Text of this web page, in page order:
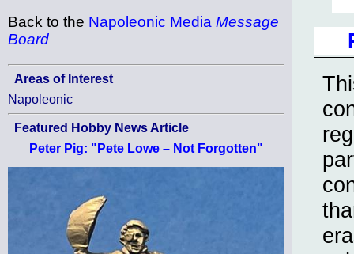
Back to the Napoleonic Media Message
Board
Areas of Interest
Napoleonic
Featured Hobby News Article
Peter Pig: "Pete Lowe – Not Forgotten"